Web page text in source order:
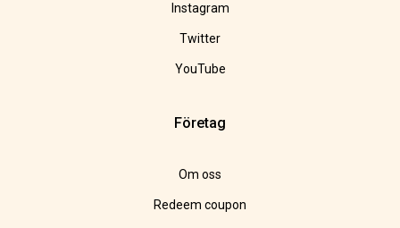
Instagram
Twitter
YouTube
Företag
Om oss
Redeem coupon